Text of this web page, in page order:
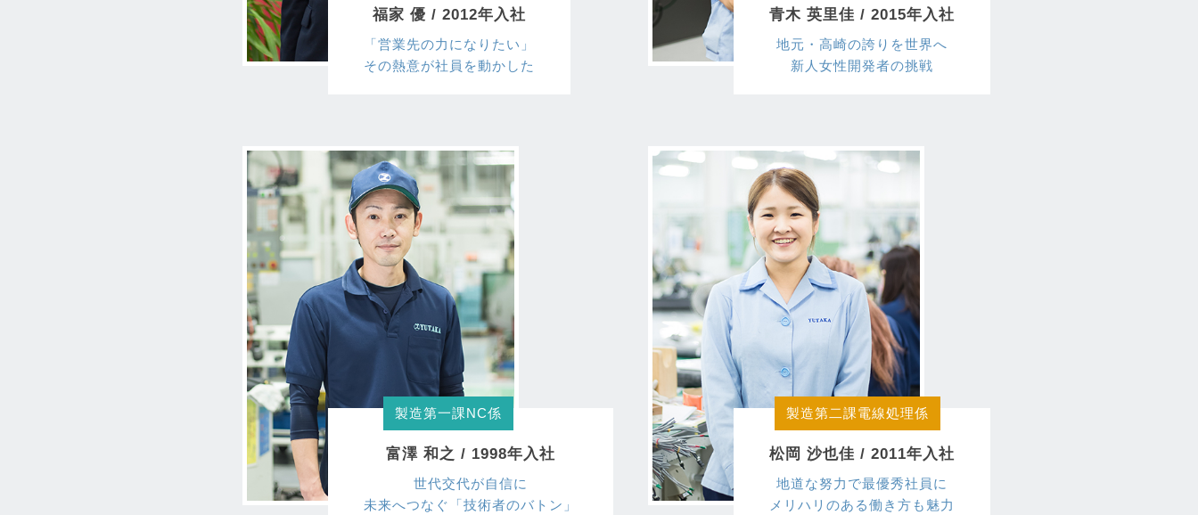
福家 優 / 2012年入社
「営業先の力になりたい」
その熱意が社員を動かした
青木 英里佳 / 2015年入社
地元・高崎の誇りを世界へ
新人女性開発者の挑戦
製造第一課NC係
富澤 和之 / 1998年入社
世代交代が自信に
未来へつなぐ「技術者のバトン」
製造第二課電線処理係
松岡 沙也佳 / 2011年入社
地道な努力で最優秀社員に
メリハリのある働き方も魅力